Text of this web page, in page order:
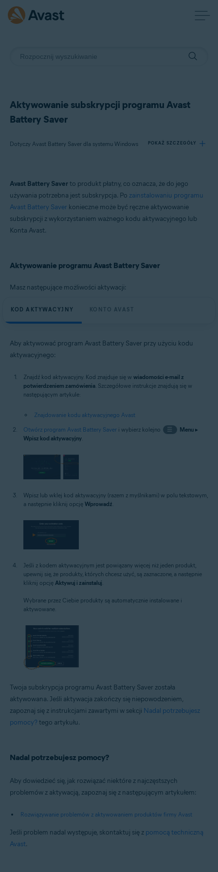
Aktywowanie subskrypcji programu Avast
Battery Saver
Dotyczy Avast Battery Saver dla systemu Windows POKAŻ SZCZEGÓŁY
Produkty:
Avast Battery Saver 22.x dla systemu Windows
Microsoft Windows 11 Home / Pro / Enterprise / Education
Microsoft Windows 8 / Pro / Enterprise — wersja 32-/64-bitowa
Microsoft Windows 7 Home Basic / Home Premium / Professional /
Avast Battery Saverto produkt płatny, co oznacza, że do jego
używania potrzebna jest subskrypcja. Po zainstalowaniu programu
Avast Battery Saver konieczne może być ręczne aktywowanie
subskrypcji z wykorzystaniem ważnego kodu aktywacyjnego lub
Konta Avast.
Aktywowanie programu Avast Battery Saver
Masz następujące możliwości aktywacji:
KOD AKTYWACYJNY KONTO AVAST
Aby aktywować program Avast Battery Saver przy użyciu kodu
aktywacyjnego:
Znajdź kod aktywacyjny. Kod znajduje się w wiadomości e-mail z
potwierdzeniem zamówienia. Szczegółowe instrukcje znajdują się w
następującym artykule:
Znajdowanie kodu aktywacyjnego Avast
Otwórz program Avast Battery Saver i wybierz kolejno ☰ Menu▸
Wpisz kod aktywacyjny.
Wpisz lub wklej kod aktywacyjny (razem z myślnikami) w polu tekstowym,
a następnie kliknij opcję Wprowadź.
Jeśli z kodem aktywacyjnym jest powiązany więcej niż jeden produkt,
upewnij się, że produkty, których chcesz użyć, są zaznaczone, a następnie
kliknij opcję Aktywuj i zainstaluj
Wybrane przez Ciebie produkty są automatycznie instalowane i
aktywowane.
Twoja subskrypcja programu Avast Battery Saver została
aktywowana. Jeśli aktywacja zakończy się niepowodzeniem,
zapoznaj się z instrukcjami zawartymi w sekcji Nadal potrzebujesz
pomocy? tego artykułu.
Nadal potrzebujesz pomocy?
Aby dowiedzieć się, jak rozwiązać niektóre z najczęstszych
problemów z aktywacją, zapoznaj się z następującym artykułem:
Rozwiązywanie problemów z aktywowaniem produktów firmy Avast
Jeśli problem nadal występuje, skontaktuj się z pomocą techniczną
Avast.